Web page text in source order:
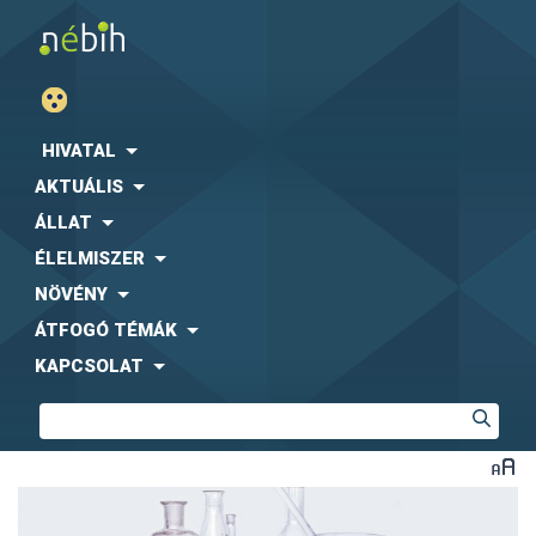
HIVATAL
AKTUÁLIS
ÁLLAT
ÉLELMISZER
NÖVÉNY
ÁTFOGÓ TÉMÁK
KAPCSOLAT